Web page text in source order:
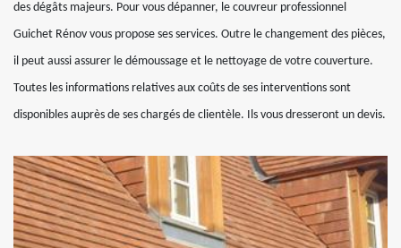
des dégâts majeurs. Pour vous dépanner, le couvreur professionnel
Guichet Rénov vous propose ses services. Outre le changement des pièces,
il peut aussi assurer le démoussage et le nettoyage de votre couverture.
Toutes les informations relatives aux coûts de ses interventions sont
disponibles auprès de ses chargés de clientèle. Ils vous dresseront un devis.